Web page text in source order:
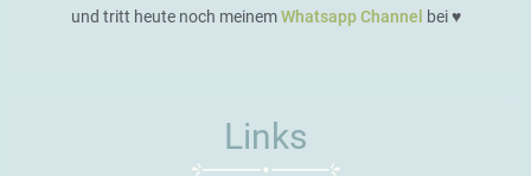
und tritt heute noch meinemWhatsapp Channel bei ♥️
Links